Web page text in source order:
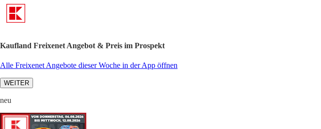
Kaufland Freixenet Angebot & Preis im Prospekt
Alle Freixenet Angebote dieser Woche in der App öffnen
WEITER
neu